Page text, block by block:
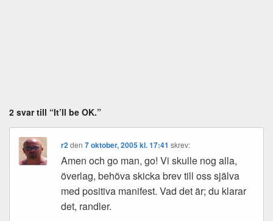
2 svar till “It’ll be OK.”
r2den7 oktober, 2005 kl. 17:41 skrev:
Amen och go man, go! Vi skulle nog alla,
överlag, behöva skicka brev till oss själva
med positiva manifest. Vad det är; du klarar
det, randler.